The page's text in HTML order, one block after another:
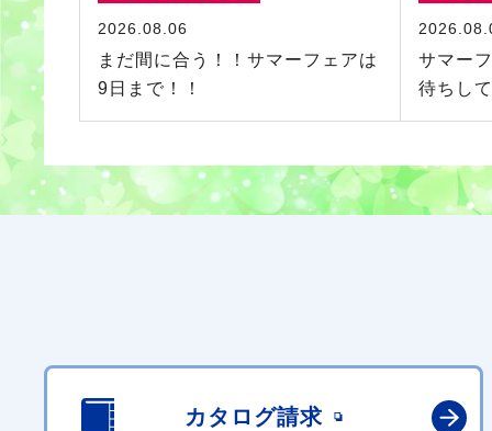
2026.08.06
まだ間に合う！！サマーフェアは
9日まで！！
サマー
待ちし
カタログ請求